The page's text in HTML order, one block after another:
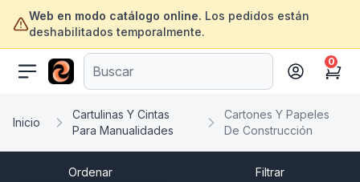
Web en modo catálogo online. Los pedidos están
deshabilitados temporalmente.
ofertasinformatica.com
Cart
0
Inicio
Cartulinas Y Cintas
Para Manualidades
Cartones Y Papeles
De Construcción
Ordenar
Filtrar